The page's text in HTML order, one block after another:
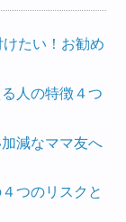
たい！お勧め
人の特徴４つ
減なママ友へ
つのリスクと